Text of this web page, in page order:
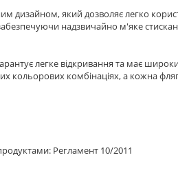
дизайном, який дозволяє легко
надзвичайно м'яке
легке відкривання та має
кольорових комбінаціях, а кожна
Регламент 10/2011